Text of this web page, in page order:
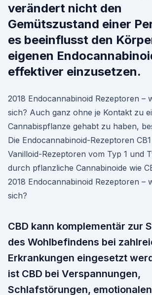
verändert nicht den
Gemütszustand einer
es beeinflusst den
eigenen
effektiver einzusetzen.
2018 Endocannabinoid Rezeptoren –
sich? Auch ganz ohne je Kontakt zu
Cannabispflanze gehabt zu haben,
Die Endocannabinoid-Rezeptoren
Vanilloid-Rezeptoren vom Typ 1 und
durch pflanzliche Cannabinoide wie
2018 Endocannabinoid Rezeptoren –
sich?
CBD kann komplementär zur
des Wohlbefindens bei
Erkrankungen eingesetzt
ist CBD bei Verspannungen,
Schlafstörungen, emotionalen